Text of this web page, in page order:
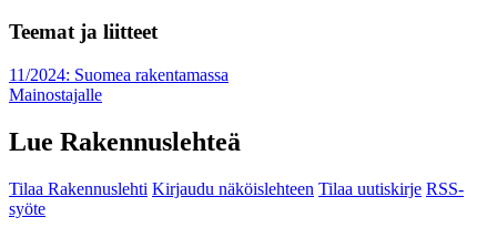
Teemat ja liitteet
11/2024: Suomea rakentamassa
Mainostajalle
Lue Rakennuslehteä
Tilaa Rakennuslehti Kirjaudu näköislehteen Tilaa uutiskirje RSS-
syöte